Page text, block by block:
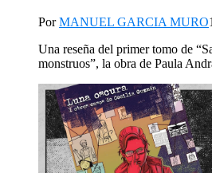
PorMANUEL GARCIA MURO
Una reseña del primer tomo de
monstruos”, la obra de Paula